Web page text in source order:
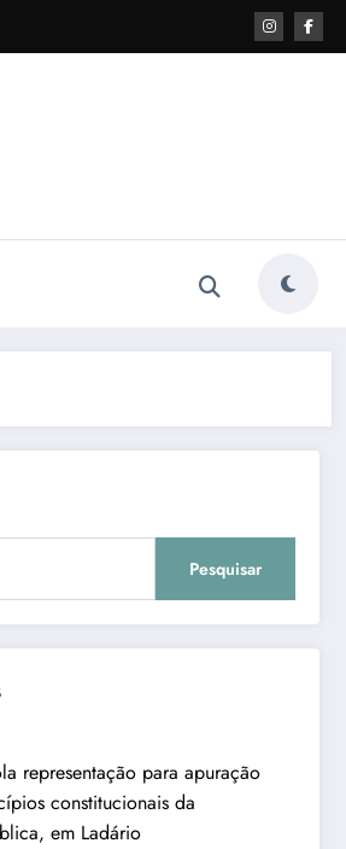
Pesquisar
representação para apuração
constitucionais da
em Ladário